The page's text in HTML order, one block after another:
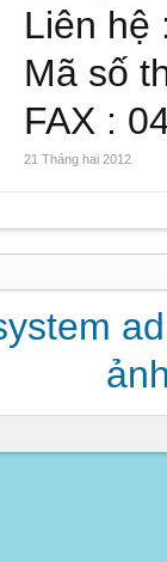
Liên hệ
Mã số
FAX :
21 Tháng hai 2012